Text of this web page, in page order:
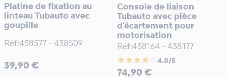
Platine de fixation au
linteau Tubauto avec
goupille
Réf:438577 - 438509
Prix
39,90 €
Console de liaison
Tubauto avec pièce
d'écartement pour
motorisation
Réf:438164 - 438177
star star star star 4.0/5
Prix
74,90 €